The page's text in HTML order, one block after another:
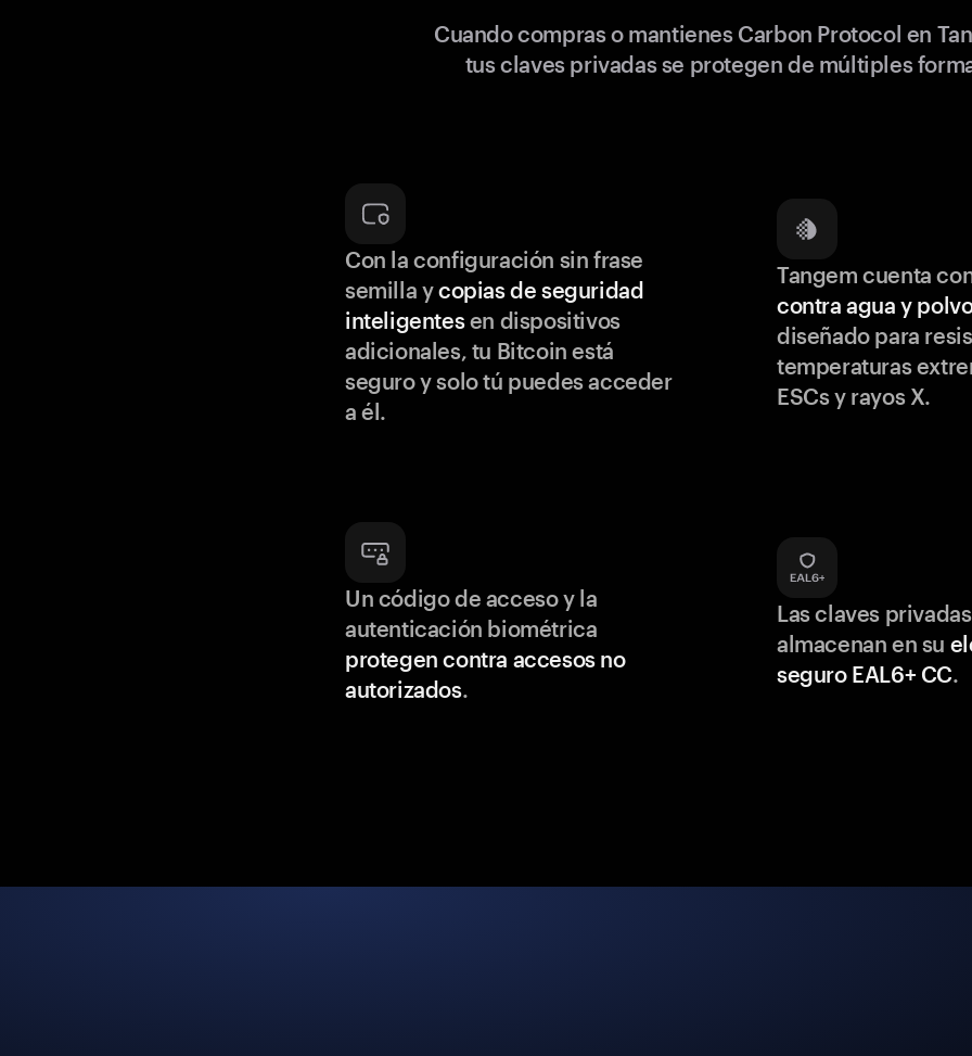
Cuando compras o mantienes Carbon Protocol en
tus claves privadas se protegen de múltiples
Con la configuración sin frase
semilla ycopias de seguridad
inteligentesen dispositivos
adicionales, tu Bitcoin está
seguro y solo tú puedes acceder
a él.
Tangem cuenta
contra agua y
diseñado para
temperaturas
ESCs y rayos X.
Un código de acceso y la
autenticación biométrica
protegen contra accesos no
autorizados.
Las claves
almacenan en su
seguro EAL6+ CC.